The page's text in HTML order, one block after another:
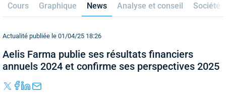
Cours Graphique News Analyse et conseil Société
Actualité publiée le 01/04/25 18:26
Aelis Farma publie ses résultats financiers
annuels 2024 et confirme ses perspectives 2025